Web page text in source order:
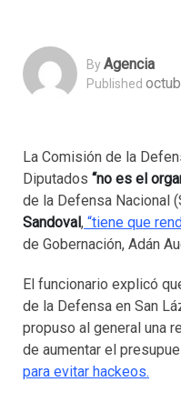
ByAgencia
Published
La Comisión de la
Diputados “no es el
de la Defensa Nacional
Sandoval , “tiene que
de Gobernación, Adán
El funcionario explicó
de la Defensa en San
propuso al general una
de aumentar el
para evitar hackeos.